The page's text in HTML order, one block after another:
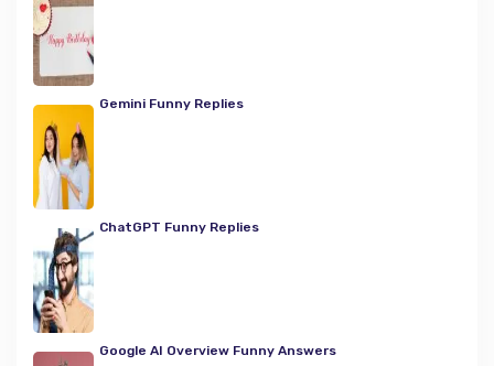
Gemini Funny Replies
ChatGPT Funny Replies
Google AI Overview Funny Answers